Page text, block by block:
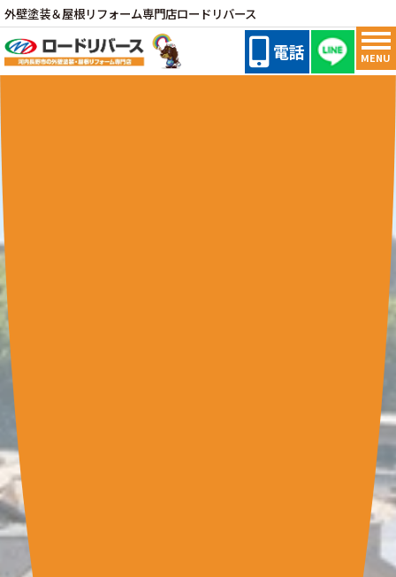
外壁塗装＆屋根リフォーム専門店ロードリバース
電話 MENU